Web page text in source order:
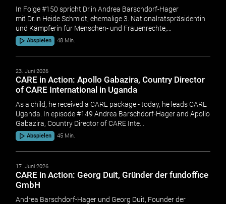
In Folge #150 spricht Dr.in Andrea Barschdorf-Hager
mit Dr.in Heide Schmidt, ehemalige 3. Nationalratspräsidentin
und Kämpferin für Menschen- und Frauenrechte,…
Abspielen 48 Min.
23. Juni 2026
CARE in Action: Apollo Gabazira, Country Director
of CARE International in Uganda
As a child, he received a CARE package - today, he leads CARE
Uganda. In episode #149 Andrea Barschdorf-Hager and Apollo
Gabazira, Country Director of CARE Inte…
Abspielen 45 Min.
17. Juni 2026
CARE in Action: Georg Duit, Gründer der fundoffice
GmbH
Andrea Barschdorf-Hager und Georg Duit, Founder der